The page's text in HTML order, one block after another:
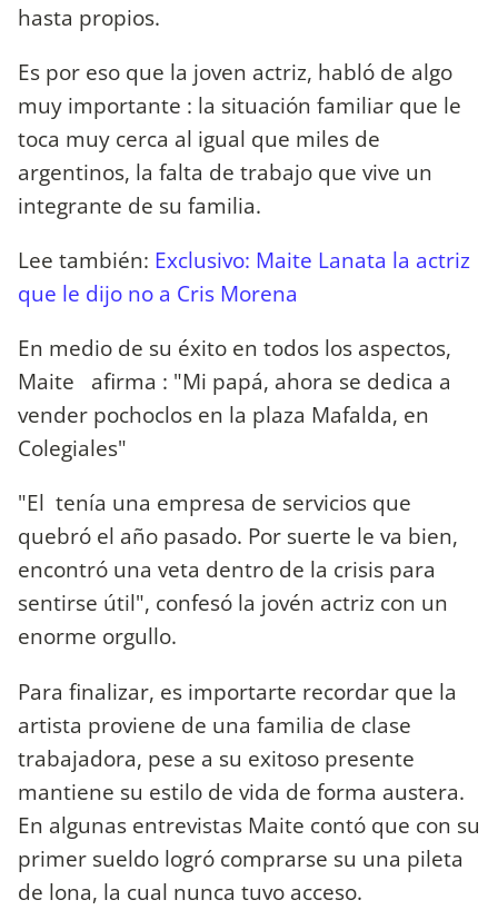
hasta propios.
Es por eso que la joven actriz, habló de algo
muy importante : la situación familiar que le
toca muy cerca al igual que miles de
argentinos, la falta de trabajo que vive un
integrante de su familia.
Lee también: Exclusivo: Maite Lanata la actriz
que le dijo no a Cris Morena
En medio de su éxito en todos los aspectos,
Maite afirma : "Mi papá, ahora se dedica a
vender pochoclos en la plaza Mafalda, en
Colegiales"
"El tenía una empresa de servicios que
quebró el año pasado. Por suerte le va bien,
encontró una veta dentro de la crisis para
sentirse útil", confesó la jovén actriz con un
enorme orgullo.
Para finalizar, es importarte recordar que la
artista proviene de una familia de clase
trabajadora, pese a su exitoso presente
mantiene su estilo de vida de forma austera.
En algunas entrevistas Maite contó que con su
primer sueldo logró comprarse su una pileta
de lona, la cual nunca tuvo acceso.